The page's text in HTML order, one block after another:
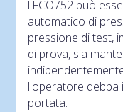
l'FCO752 può
automatico di
pressione di test,
di prova, sia
l'operatore debba
portata.